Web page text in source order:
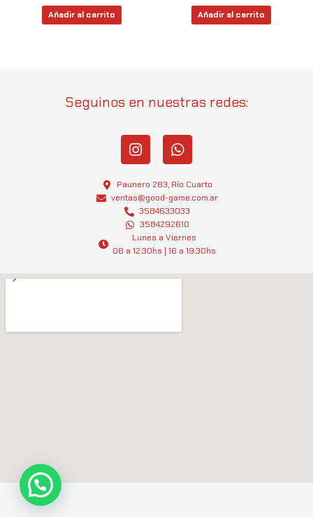
Añadir al carrito Añadir al carrito
Seguinos en nuestras redes:
I
n
t
a
g
r
a
m
W
h
t
s
a
p
p
Paunero 283, Río Cuarto
ventas@good-game.com.ar
3584633033
3584292610
Lunes a Viernes
08 a 12:30hs | 16 a 19:30hs